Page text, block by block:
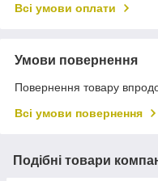
Всі умови оплати
Умови повернення
Повернення товару
Всі умови повернення
Подібні товари